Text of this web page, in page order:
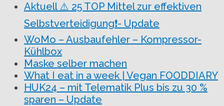
Aktuell ⚠️ 25 TOP Mittel zur effektiven
Selbstverteidigung❗- Update
WoMo – Ausbaufehler – Kompressor-
Kühlbox
Maske selber machen
What I eat in a week | Vegan FOODDIARY
HUK24 – mit Telematik Plus bis zu 30 %
sparen – Update